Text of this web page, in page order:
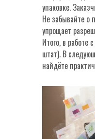
упаковке.
Не забывайте о
упрощает
Итого, в
штат). В
найдёте